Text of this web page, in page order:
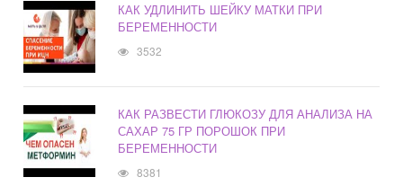
КАК УДЛИНИТЬ ШЕЙКУ МАТКИ ПРИ
БЕРЕМЕННОСТИ
3532
КАК РАЗВЕСТИ ГЛЮКОЗУ ДЛЯ АНАЛИЗА НА
САХАР 75 ГР ПОРОШОК ПРИ
БЕРЕМЕННОСТИ
8381